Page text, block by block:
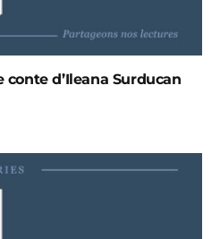
d’Ileana Surducan